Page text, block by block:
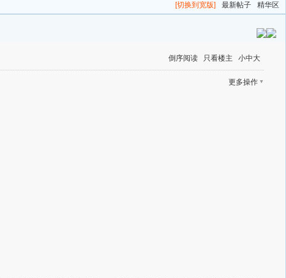
[切换到宽版] 最新帖子 精华区
倒序阅读 只看楼主 小中大
更多操作 ▼